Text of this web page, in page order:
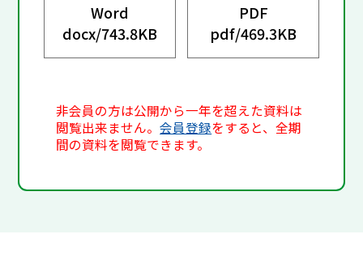
Word
docx/743.8KB
PDF
pdf/469.3KB
非会員の方は公開から一年を超えた資料は
閲覧出来ません。会員登録をすると、全期
間の資料を閲覧できます。